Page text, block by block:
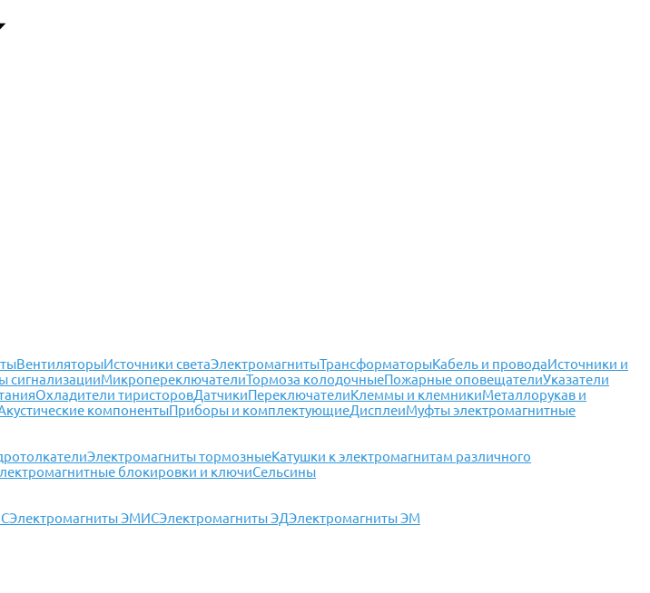
ВентиляторыИсточники светаЭлектромагнитыТрансформаторыКабель и проводаИсточники и
сигнализацииМикропереключателиТормоза колодочныеПожарные оповещателиУказатели
Охладители тиристоровДатчикиПереключателиКлеммы и клемникиМеталлорукав и
компонентыПриборы и комплектующиеДисплеиМуфты электромагнитные
Электромагниты тормозныеКатушки к электромагнитам различного
блокировки и ключиСельсины
Электромагниты ЭМИСЭлектромагниты ЭДЭлектромагниты ЭМ